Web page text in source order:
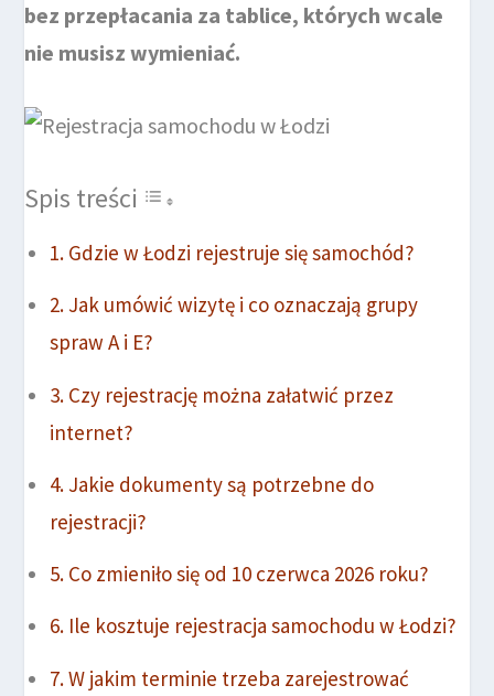
bez przepłacania za tablice, których wcale
nie musisz wymieniać.
Spis treści
Gdzie w Łodzi rejestruje się samochód?
Jak umówić wizytę i co oznaczają grupy
spraw A i E?
Czy rejestrację można załatwić przez
internet?
Jakie dokumenty są potrzebne do
rejestracji?
Co zmieniło się od 10 czerwca 2026 roku?
Ile kosztuje rejestracja samochodu w Łodzi?
W jakim terminie trzeba zarejestrować